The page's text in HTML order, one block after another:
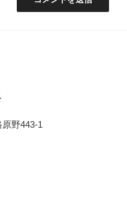
野443-1